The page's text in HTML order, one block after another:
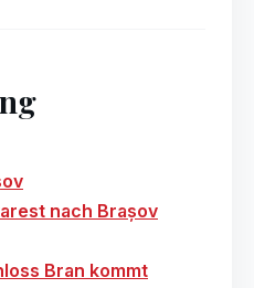
nach Brașov
Bran kommt